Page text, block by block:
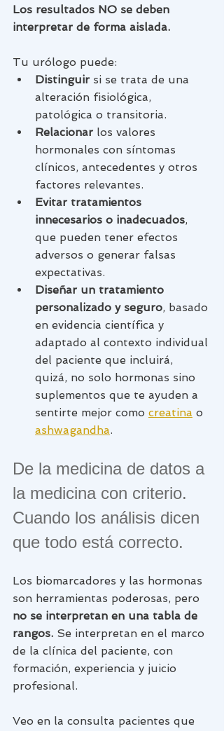
Los resultados NO se deben
interpretar de forma aislada.
Tu urólogo puede:
Distinguir si se trata de una
alteración fisiológica,
patológica o transitoria.
Relacionar los valores
hormonales con síntomas
clínicos, antecedentes y otros
factores relevantes.
Evitar tratamientos
innecesarios o inadecuados,
que pueden tener efectos
adversos o generar falsas
expectativas.
Diseñar un tratamiento
personalizado y seguro, basado
en evidencia científica y
adaptado al contexto individual
del paciente que incluirá,
quizá, no solo hormonas sino
suplementos que te ayuden a
sentirte mejor como creatina o
ashwagandha.
De la medicina de datos a
la medicina con criterio.
Cuando los análisis dicen
que todo está correcto.
Los biomarcadores y las hormonas
son herramientas poderosas, pero
no se interpretan en una tabla de
rangos. Se interpretan en el marco
de la clínica del paciente, con
formación, experiencia y juicio
profesional.
Veo en la consulta pacientes que